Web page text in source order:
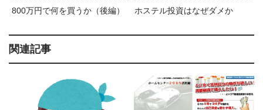
800万円で何を買うか（後編） ホステル投資はなぜダメか
関連記事